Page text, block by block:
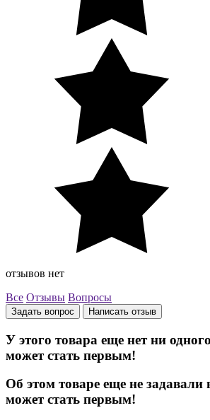
отзывов нет
Все Отзывы Вопросы
Задать вопрос Написать отзыв
У этого товара еще нет ни
может стать первым!
Об этом товаре еще не
может стать первым!